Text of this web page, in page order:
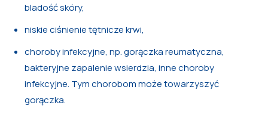
bladość skóry,
niskie ciśnienie tętnicze krwi,
choroby infekcyjne, np. gorączka reumatyczna,
bakteryjne zapalenie wsierdzia, inne choroby
infekcyjne. Tym chorobom może towarzyszyć
gorączka.